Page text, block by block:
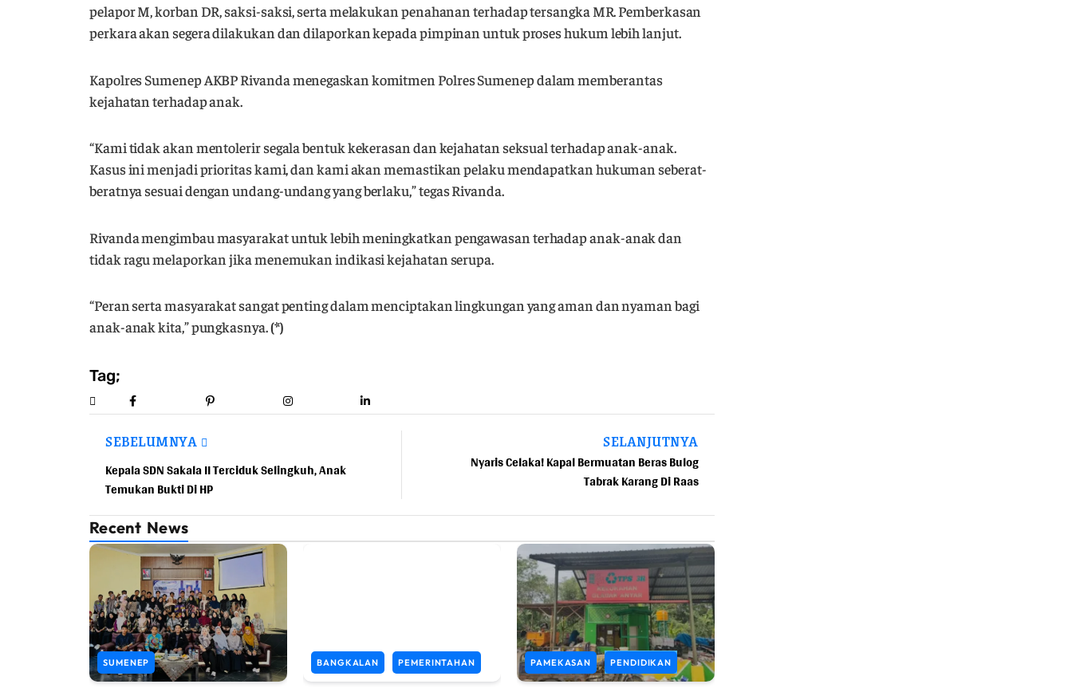
pelapor M, korban DR, saksi-saksi, serta melakukan penahanan terhadap tersangka MR. Pemberkasan
perkara akan segera dilakukan dan dilaporkan kepada pimpinan untuk proses hukum lebih lanjut.
Kapolres Sumenep AKBP Rivanda menegaskan komitmen Polres Sumenep dalam memberantas
kejahatan terhadap anak.
“Kami tidak akan mentolerir segala bentuk kekerasan dan kejahatan seksual terhadap anak-anak.
Kasus ini menjadi prioritas kami, dan kami akan memastikan pelaku mendapatkan hukuman seberat-
beratnya sesuai dengan undang-undang yang berlaku,” tegas Rivanda.
Rivanda mengimbau masyarakat untuk lebih meningkatkan pengawasan terhadap anak-anak dan
tidak ragu melaporkan jika menemukan indikasi kejahatan serupa.
“Peran serta masyarakat sangat penting dalam menciptakan lingkungan yang aman dan nyaman bagi
anak-anak kita,” pungkasnya.(*)
Tag;
SEBELUMNYA
Kepala SDN Sakala II Terciduk Selingkuh, Anak
Temukan Bukti Di HP
SELANJUTNYA
Nyaris Celaka! Kapal Bermuatan Beras Bulog
Tabrak Karang Di Raas
Recent News
SUMENEP BANGKALAN PEMERINTAHAN PAMEKASAN PENDIDIKAN